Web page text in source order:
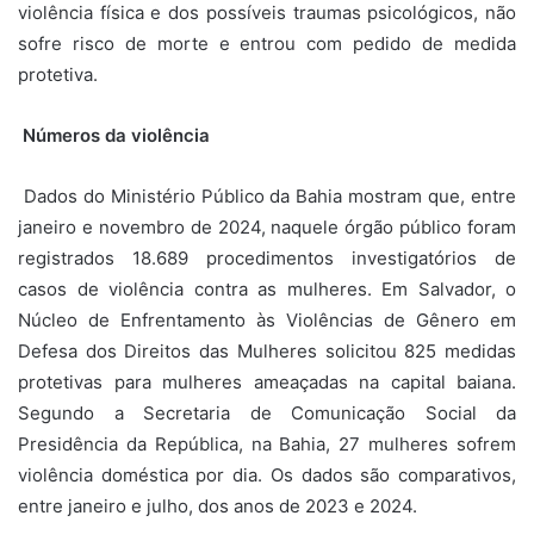
violência física e dos possíveis traumas psicológicos, não
sofre risco de morte e entrou com pedido de medida
protetiva.
Números da violência
Dados do Ministério Público da Bahia mostram que, entre
janeiro e novembro de 2024, naquele órgão público foram
registrados 18.689 procedimentos investigatórios de
casos de violência contra as mulheres. Em Salvador, o
Núcleo de Enfrentamento às Violências de Gênero em
Defesa dos Direitos das Mulheres solicitou 825 medidas
protetivas para mulheres ameaçadas na capital baiana.
Segundo a Secretaria de Comunicação Social da
Presidência da República, na Bahia, 27 mulheres sofrem
violência doméstica por dia. Os dados são comparativos,
entre janeiro e julho, dos anos de 2023 e 2024.